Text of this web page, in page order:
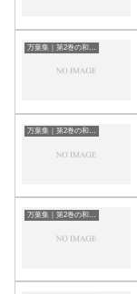
万葉集｜第2巻の和歌一覧
万葉集｜第2巻の和歌一覧
万葉集｜第2巻の和歌一覧